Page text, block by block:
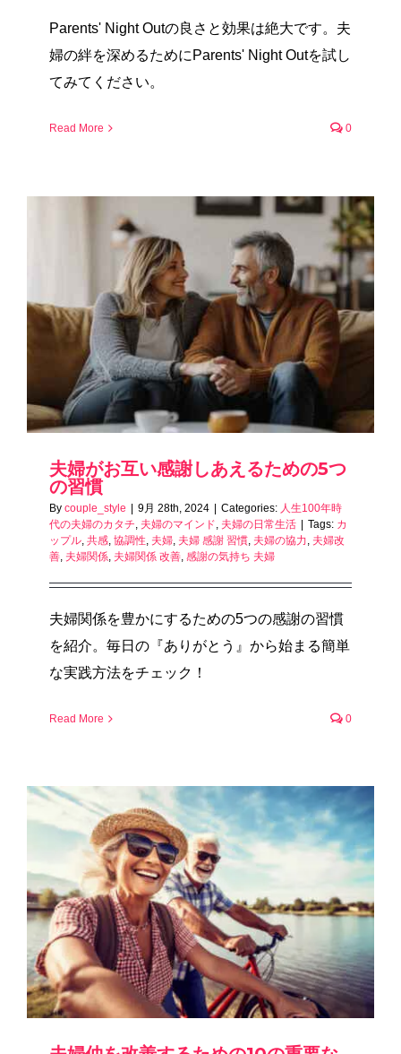
Parents' Night Outの良さと効果は絶大です。夫
婦の絆を深めるためにParents' Night Outを試し
てみてください。
Read More 0
夫婦がお互い感謝しあえるための5つ
の習慣
By couple_style 9月 28th, 2024 Categories: 人生100年時
代の夫婦のカタチ, 夫婦のマインド, 夫婦の日常生活 Tags: カ
ップル, 共感, 協調性, 夫婦, 夫婦 感謝 習慣, 夫婦の協力, 夫婦改
善, 夫婦関係, 夫婦関係 改善, 感謝の気持ち 夫婦
夫婦関係を豊かにするための5つの感謝の習慣
を紹介。毎日の『ありがとう』から始まる簡単
な実践方法をチェック！
Read More 0